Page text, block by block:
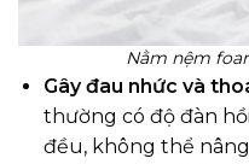
Nằm nệm
Gây đau nhức và
thường có độ đàn
đều, không thể